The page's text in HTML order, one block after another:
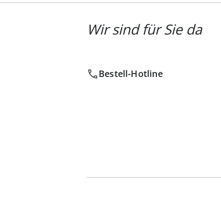
Wir sind für Sie da
Bestell-Hotline